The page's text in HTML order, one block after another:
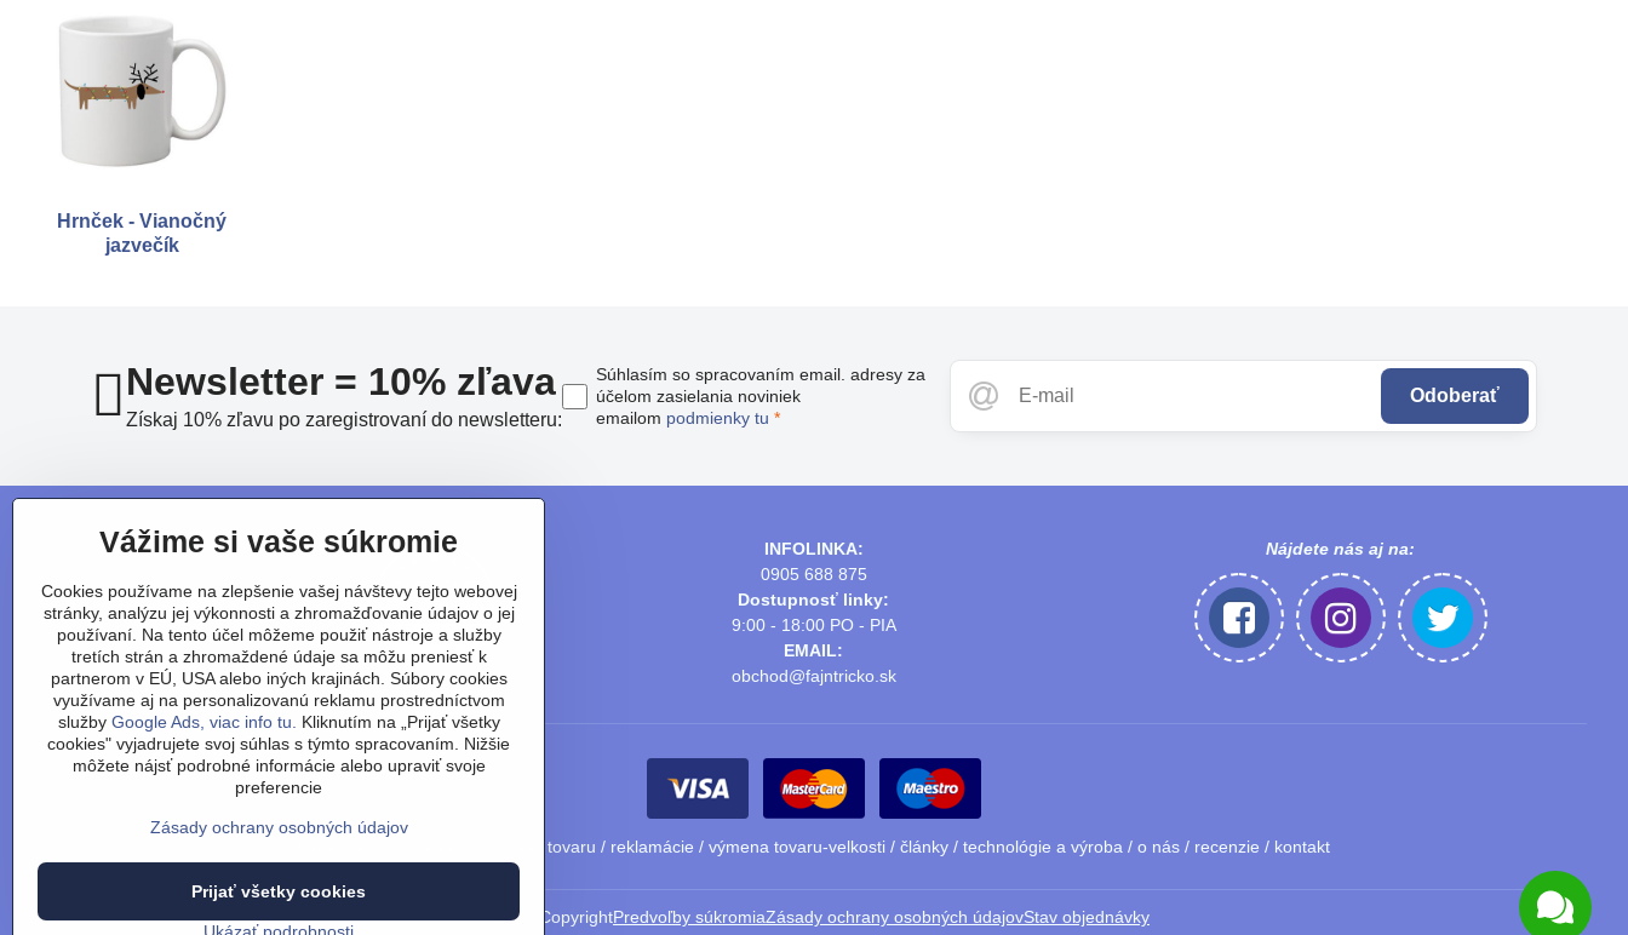
Hrnček - Vianočný
jazvečík
Newsletter = 10% zľava
Získaj 10% zľavu po zaregistrovaní do newsletteru:
Odoberať
Súhlasím so spracovaním email. adresy za
účelom zasielania noviniek
emailom podmienky tu *
INFOLINKA:
0905 688 875
Dostupnosť linky:
9:00 - 18:00 PO - PIA
EMAIL:
obchod@fajntricko.sk
Nájdete nás aj na:
vrátenie tovaru / reklamácie / výmena tovaru-velkosti / články/ technológie a výroba / o nás/recenzie / kontakt
©2026 CopyrightPredvoľby súkromiaZásady ochrany osobných údajovStav objednávky
Vážime si vaše súkromie
Cookies používame na zlepšenie vašej návštevy tejto webovej
stránky, analýzu jej výkonnosti a zhromažďovanie údajov o jej
používaní. Na tento účel môžeme použiť nástroje a služby
tretích strán a zhromaždené údaje sa môžu preniesť k
partnerom v EÚ, USA alebo iných krajinách. Súbory cookies
využívame aj na personalizovanú reklamu prostredníctvom
služby Google Ads, viac info tu.
Kliknutím na „Prijať všetky
cookies" vyjadrujete svoj súhlas s týmto spracovaním. Nižšie
môžete nájsť podrobné informácie alebo upraviť svoje
preferencie
Zásady ochrany osobných údajov
Prijať všetky cookies